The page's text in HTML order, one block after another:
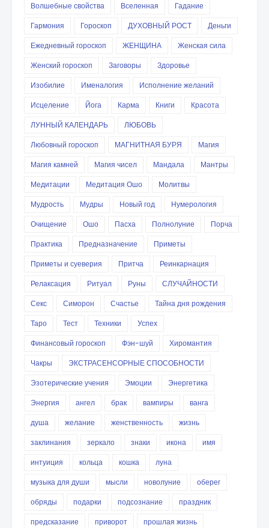
Волшебные свойства
Вселенная
Гадание
Гармония
Гороскоп ДУХОВНЫЙ РОСТ
Деньги
Ежедневный гороскоп
ЖЕНЩИНА
Женская сила
Женский гороскоп
Заговоры
Здоровье
Изобилие
Именалогия
Исполнение желаний
Исцеление
Йога Карма Книги
Красота
ЛУННЫЙ КАЛЕНДАРЬ
ЛЮБОВЬ
Любовный гороскоп
МАГНИТНАЯ БУРЯ
Магия
Магия камней
Магия чисел Мандала
Мантры
Медитации
Медитация Ошо
Молитвы
Мудрость
Мудры Новый год
Нумерология
Очищение
Ошо Пасха Полнолуние
Порча
Практика
Предназначение
Приметы
Приметы и суеверия
Притча
Реинкарнация
Релаксация
Ритуал Руны
СЛУЧАЙНОСТИ
Секс
Симорон Счастье
Тайна дня рождения
Таро
Тест Техники
Успех
Финансовый гороскоп
Фэн-шуй
Хиромантия
Чакры
ЭКСТРАСЕНСОРНЫЕ СПОСОБНОСТИ
Эзотерические учения
Эмоции
Энергетика
Энергия
ангел брак вампиры
ванга
душа
желание женственность
жизнь
заклинания
зеркало знаки икона
имя
интуиция
кольца кошка
луна
музыка для души
мысли новолуние
оберег
обряды
подарки подсознание
праздник
предсказание
приворот
прошлая жизнь